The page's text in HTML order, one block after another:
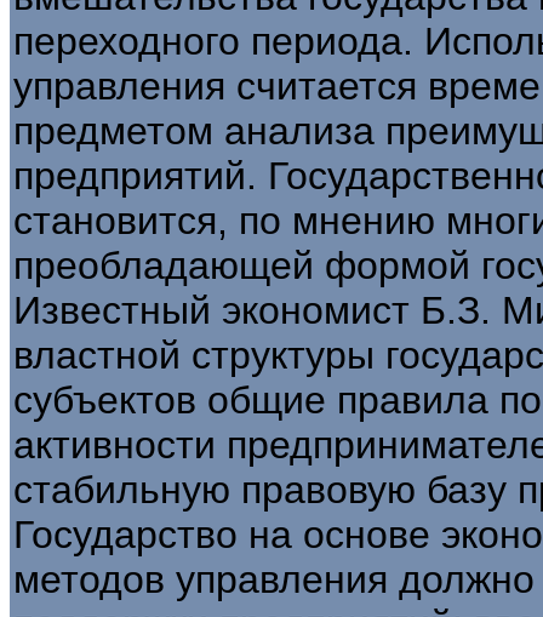
переходного периода.
управления считается
предметом анализа
предприятий.
становится, по мнению
преобладающей формой
Известный экономист Б.З.
властной структуры
субъектов общие правила
активности
стабильную правовую базу
Государство на основе
методов управления